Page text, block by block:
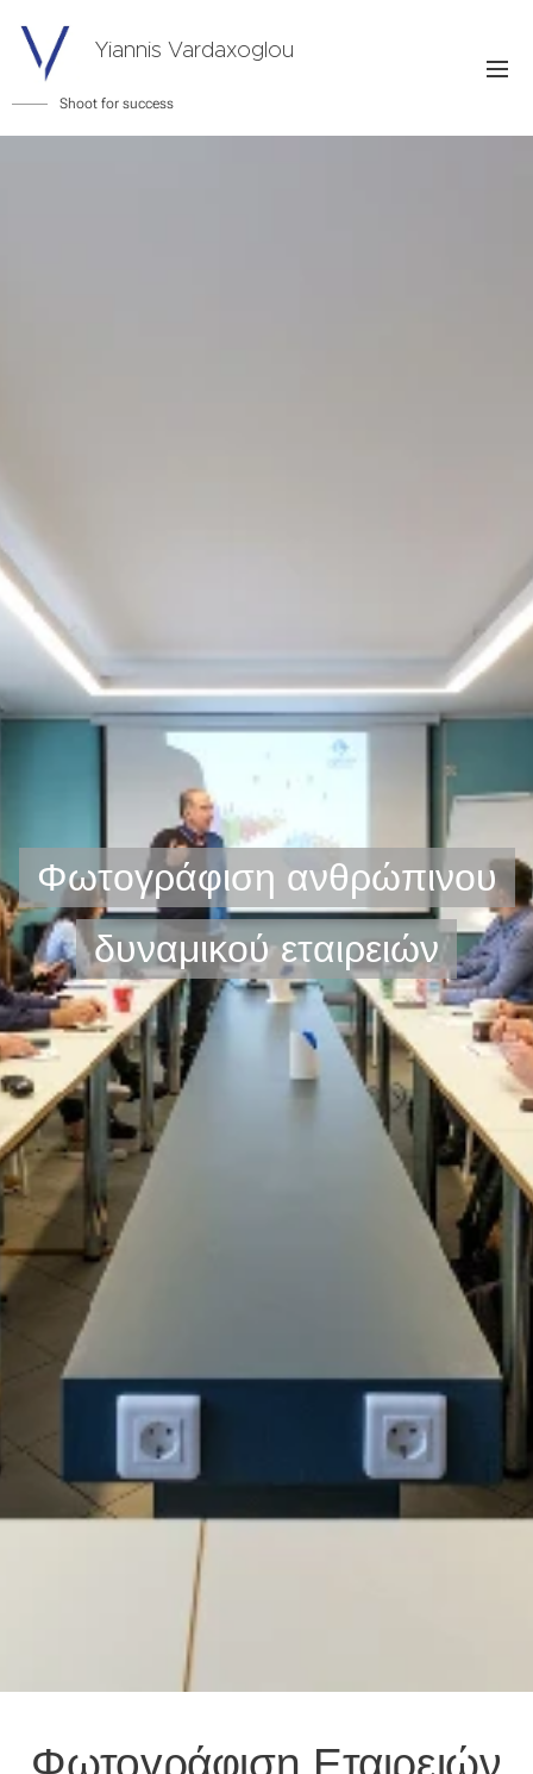
Yiannis Vardaxoglou
Shoot for success
Φωτογράφιση ανθρώπινου
δυναμικού εταιρειών
Φωτογράφιση Εταιρειών